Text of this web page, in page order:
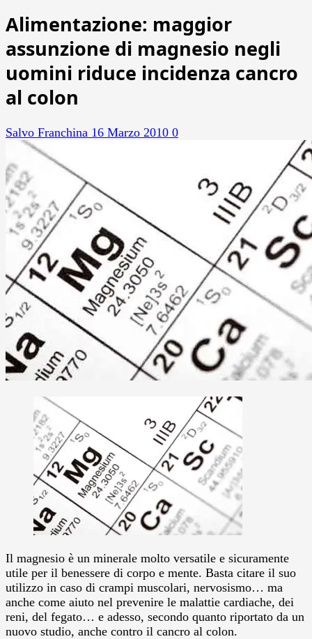
Alimentazione: maggior
assunzione di magnesio negli
uomini riduce incidenza cancro
al colon
Salvo Franchina 16 Marzo 2010 0
Il magnesio è un minerale molto versatile e sicuramente
utile per il benessere di corpo e mente. Basta citare il suo
utilizzo in caso di crampi muscolari, nervosismo… ma
anche come aiuto nel prevenire le malattie cardiache, dei
reni, del fegato… e adesso, secondo quanto riportato da un
nuovo studio, anche contro il cancro al colon.